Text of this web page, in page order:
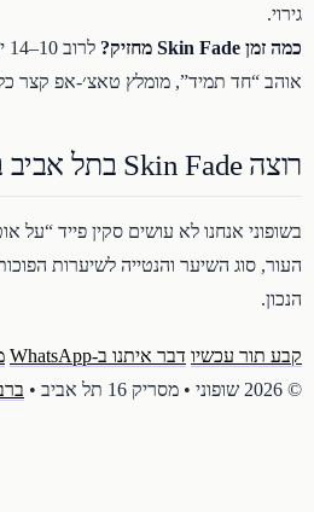
גירוי.
כמה זמן Skin Fade מחזיק?
אוהב “חד תמיד”, מומלץ טאצ׳-אפ קצר
רוצה Skin Fade בתל אביב ברמה מקצועית?
בשופוני אנחנו לא עושים סקין פייד “על
העור, סוג השיער והנטייה לשיערות
הנכון.
קבע תור עכשיו דבר איתנו ב-WhatsApp
© 2026 שופוני • מסריק 16 תל אביב •